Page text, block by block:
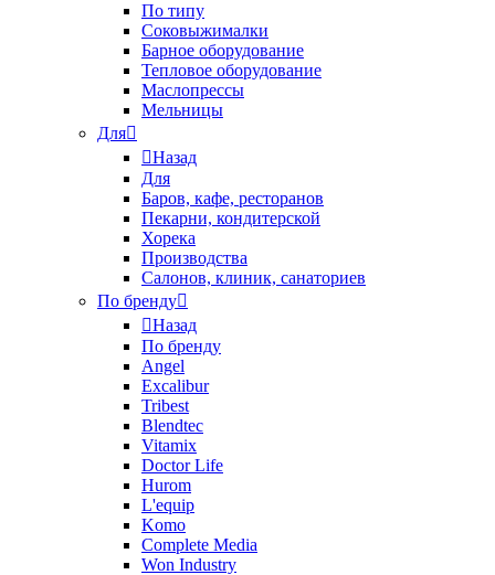
По типу
Соковыжималки
Барное оборудование
Тепловое оборудование
Маслопрессы
Мельницы
Для
Назад
Для
Баров, кафе, ресторанов
Пекарни, кондитерской
Хорека
Производства
Салонов, клиник, санаториев
По бренду
Назад
По бренду
Angel
Excalibur
Tribest
Blendtec
Vitamix
Doctor Life
Hurom
L'equip
Komo
Complete Media
Won Industry